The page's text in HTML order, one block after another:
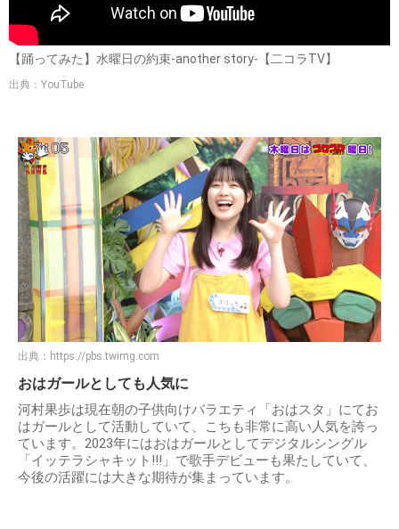
【踊ってみた】水曜日の約束-another story-【二コラTV】
出典：YouTube
出典： https://pbs.twimg.com
おはガールとしても人気に
河村果歩は現在朝の子供向けバラエティ「おはスタ」にてお
はガールとして活動していて、こちも非常に高い人気を誇っ
ています。2023年にはおはガールとしてデジタルシングル
「イッテラシャキット!!!」で歌手デビューも果たしていて、
今後の活躍には大きな期待が集まっています。